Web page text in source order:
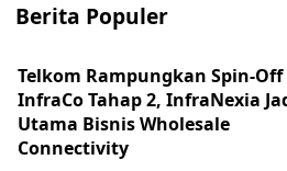
Berita Populer
Telkom Rampungkan Spin-Off
InfraCo Tahap 2, InfraNexia
Utama Bisnis Wholesale
Connectivity